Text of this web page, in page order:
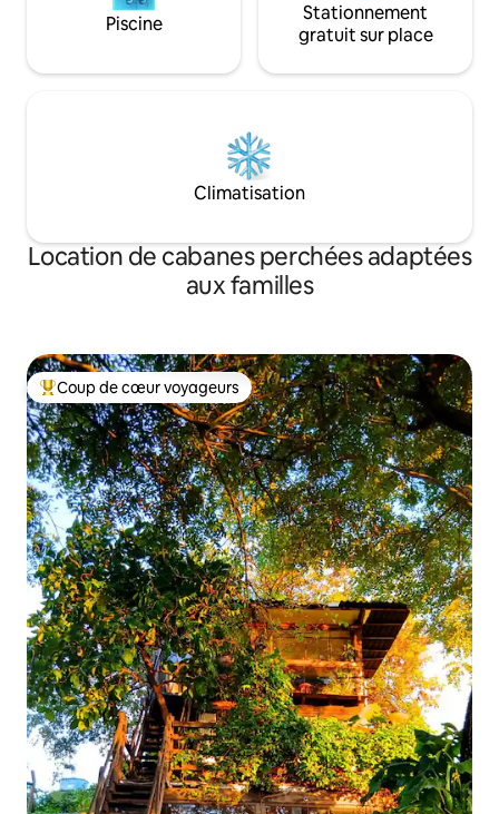
Piscine
Stationnement
gratuit sur place
Climatisation
Location de cabanes perchées adaptées
aux familles
Coups de cœur voyageurs les plus appréciés
Coup de cœur voyageurs